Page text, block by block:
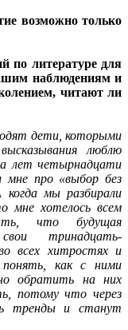
возможно только
по литературе для
наблюдениям и
читают ли
дети, которыми
люблю
лет четырнадцати
мне про «выбор без
мы разбирали
мне хотелось всем
что будущая
тринадцать-
всех хитростях и
как с ними
обратить на них
потому что через
тренды и станут